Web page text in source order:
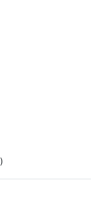
)